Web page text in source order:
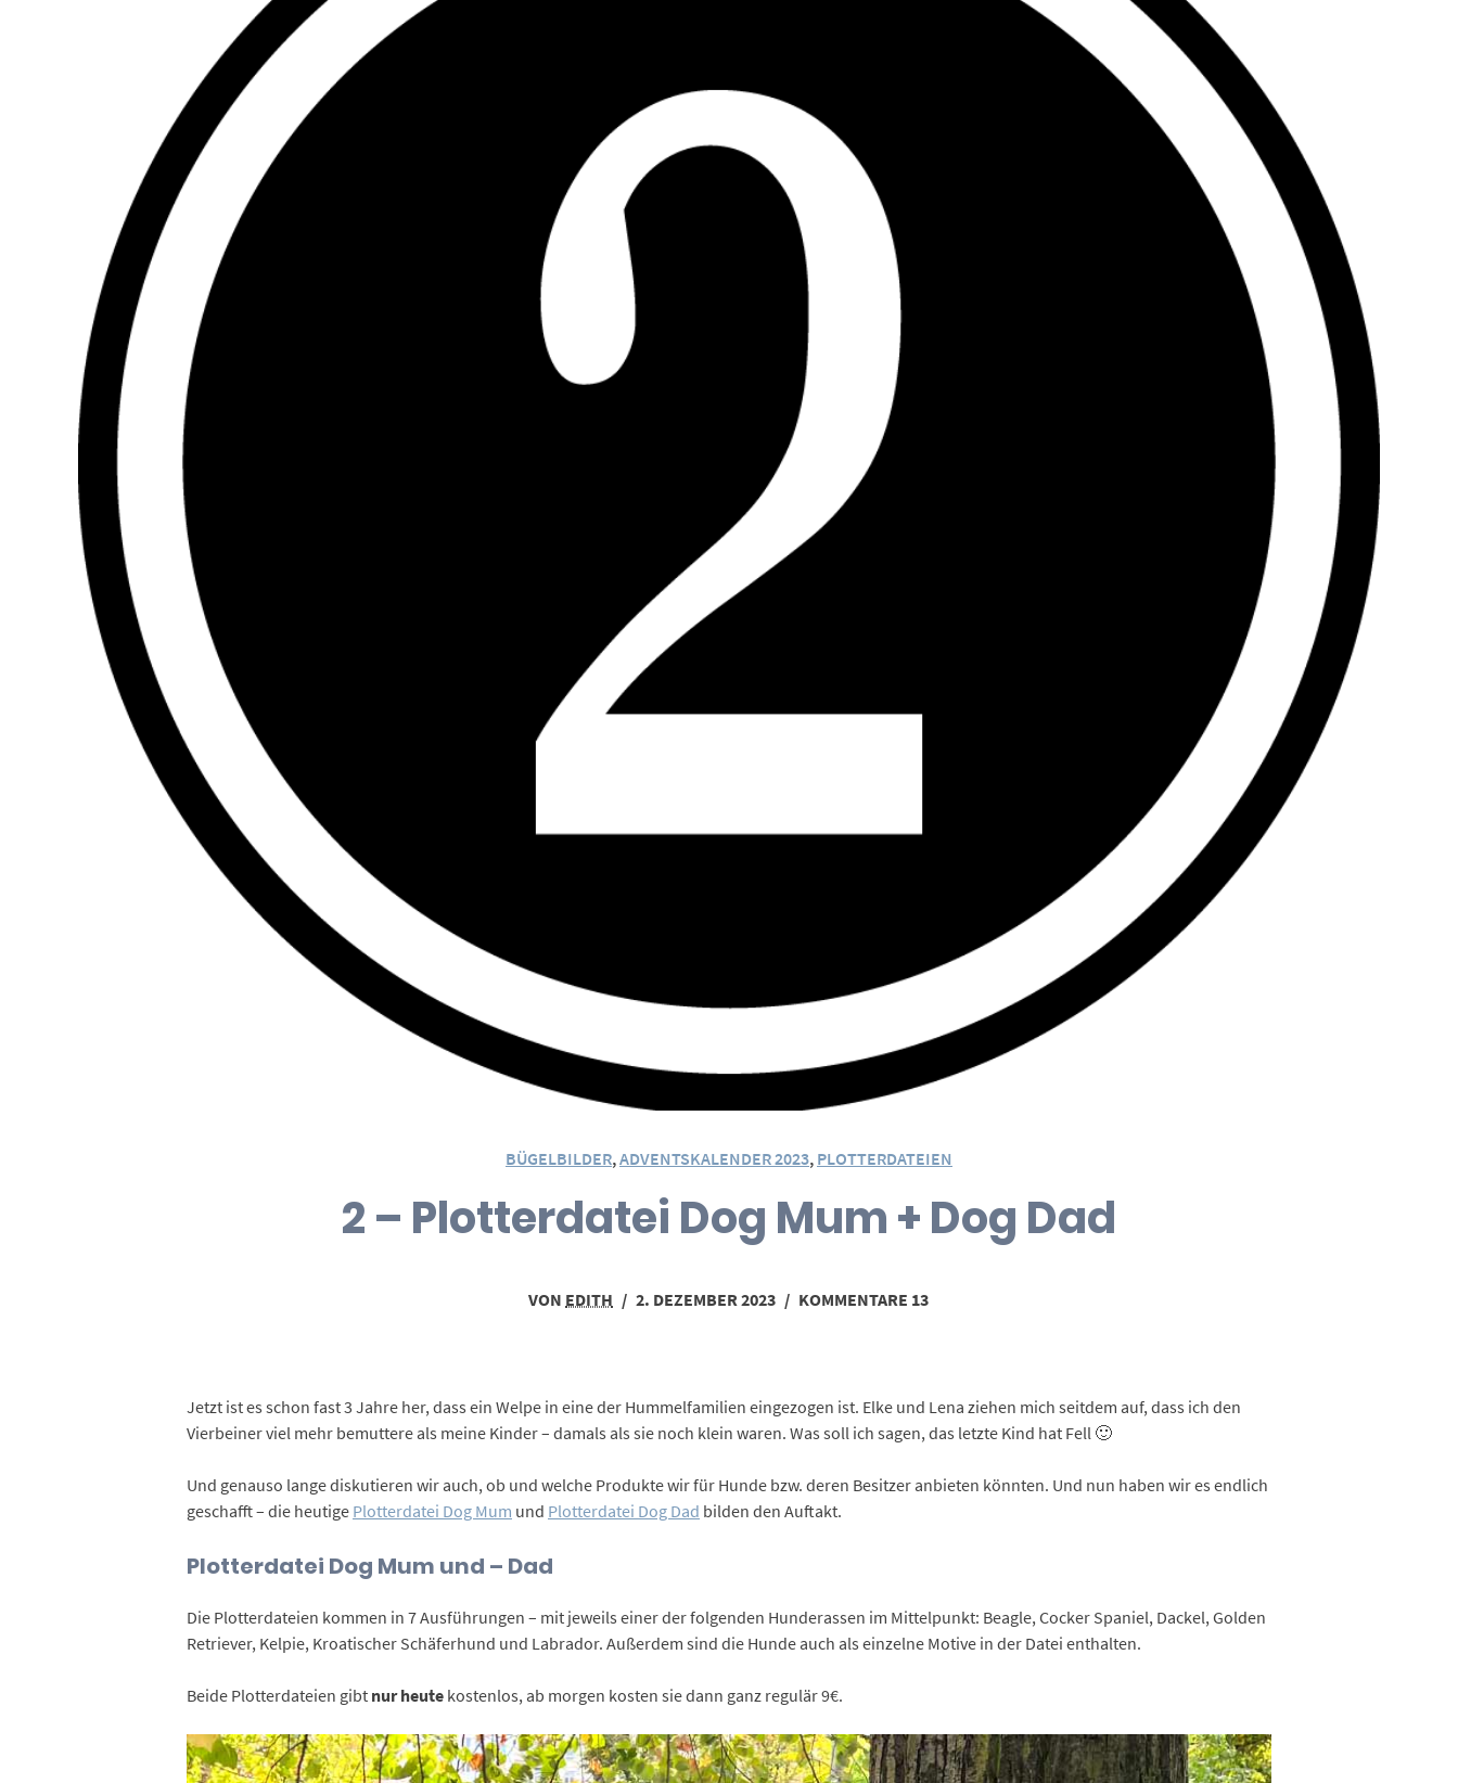
BÜGELBILDER,ADVENTSKALENDER 2023, PLOTTERDATEIEN
2 – Plotterdatei Dog Mum + Dog Dad
VON EDITH / 2. DEZEMBER 2023 / KOMMENTARE 13
Jetzt ist es schon fast 3 Jahre her, dass ein Welpe in eine der Hummelfamilien eingezogen ist. Elke und Lena ziehen mich seitdem auf, dass ich den
Vierbeiner viel mehr bemuttere als meine Kinder – damals als sie noch klein waren. Was soll ich sagen, das letzte Kind hat Fell 🙂
Und genauso lange diskutieren wir auch, ob und welche Produkte wir für Hunde bzw. deren Besitzer anbieten könnten. Und nun haben wir es endlich
geschafft – die heutige Plotterdatei Dog Mum und Plotterdatei Dog Dad bilden den Auftakt.
Plotterdatei Dog Mum und – Dad
Die Plotterdateien kommen in 7 Ausführungen – mit jeweils einer der folgenden Hunderassen im Mittelpunkt: Beagle, Cocker Spaniel, Dackel, Golden
Retriever, Kelpie, Kroatischer Schäferhund und Labrador. Außerdem sind die Hunde auch als einzelne Motive in der Datei enthalten.
Beide Plotterdateien gibt nur heute kostenlos, ab morgen kosten sie dann ganz regulär 9€.